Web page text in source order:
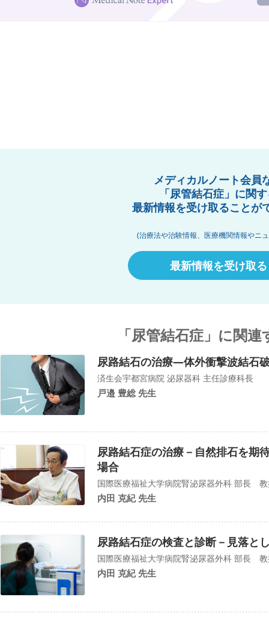
メディカルノート会員
「尿管結石症」に関
最新情報を受け取ることが
(治療法や治験情報、医療機関情報やニ
最新情報を受け取る
「尿管結石症」に関
尿路結石の治療―体外衝撃波結石
済生会宇都宮病院 泌尿器科 主任診療科長
戸邉 豊総 先生
尿路結石症の治療－自然排石を期
場合
国際医療福祉大学病院腎泌尿器外科 部長
内田 克紀 先生
尿路結石症の検査と診断－見落と
国際医療福祉大学病院腎泌尿器外科 部長
内田 克紀 先生